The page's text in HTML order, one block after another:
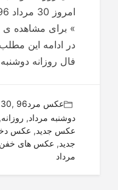
» برای مشاهده ی
در ادامه این
فال روزانه دوشنبه 30 مرداد 96 –
عکس مرد 30, 96 دوشنبه
دوشنبه مرداد, روزانه,
عکس جدید, عکس
جدید, عکس های خفن
مرداد